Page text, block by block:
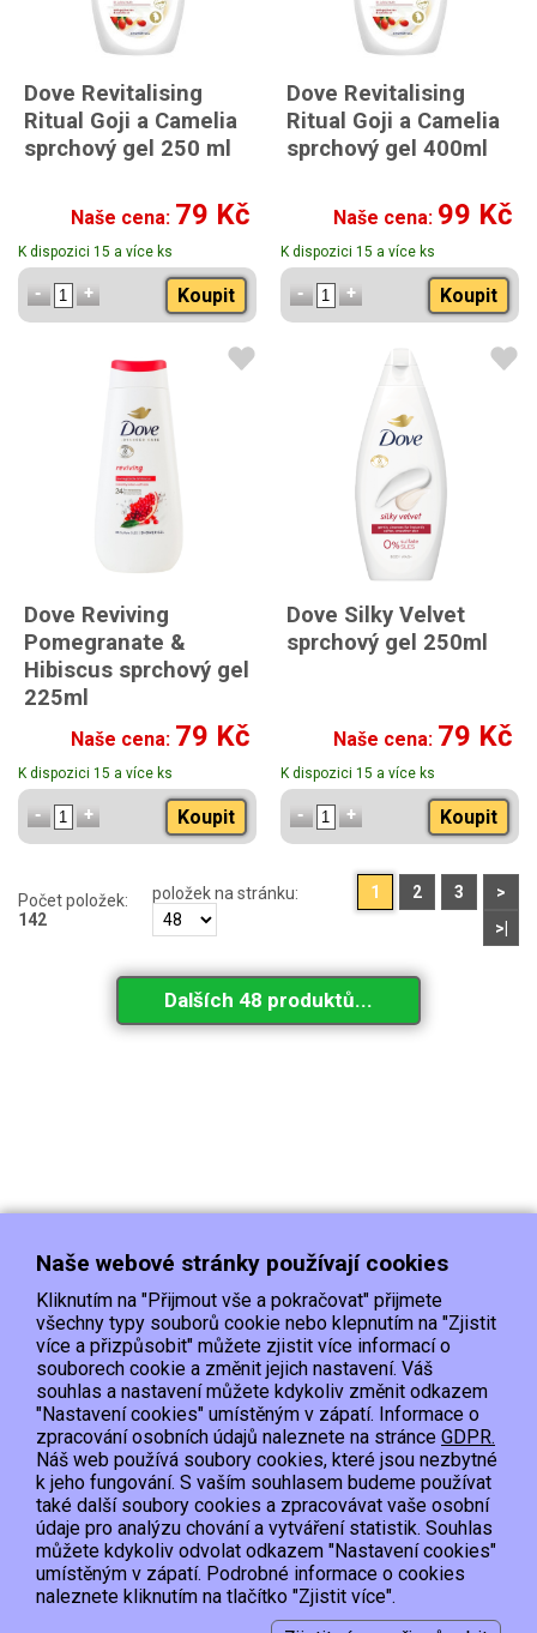
Dove Revitalising
Ritual Goji a Camelia
sprchový gel 250 ml
Naše cena: 79 Kč
K dispozici 15 a více ks
Koupit
Dove Revitalising
Ritual Goji a Camelia
sprchový gel 400ml
Naše cena: 99 Kč
K dispozici 15 a více ks
Koupit
Dove Reviving
Pomegranate &
Hibiscus sprchový gel
225ml
s vůní granátového jablka a
ibiškuNaše cena: 79 Kč
K dispozici 15 a více ks
Koupit
Dove Silky Velvet
sprchový gel 250ml
Naše cena: 79 Kč
K dispozici 15 a více ks
Koupit
Počet položek:
142
položek na stránku: 1 2 3
>
>|
Dalších 48 produktů...
Doprava Platba
Kontakt/Reklamace
Obchodní podmínky
Ochrana os.údajů
EET :Podle zákona o evidenci tržeb je prodávající povinen vystavit kupujícímu
Zároveň je povinen zaevidovat přijatou tržbu u správce daně online; v případě
technického výpadku pak nejpozději do 48 hodin.
Copyright © 2015, Hypervyprodej.cz, všechna práva vyhrazena
Naše webové stránky používají cookies
Kliknutím na "Přijmout vše a pokračovat" přijmete
všechny typy souborů cookie nebo klepnutím na "Zjistit
více a přizpůsobit" můžete zjistit více informací o
souborech cookie a změnit jejich nastavení. Váš
souhlas a nastavení můžete kdykoliv změnit odkazem
"Nastavení cookies" umístěným v zápatí. Informace o
zpracování osobních údajů naleznete na stránce GDPR.
Náš web používá soubory cookies, které jsou nezbytné
k jeho fungování. S vaším souhlasem budeme používat
také další soubory cookies a zpracovávat vaše osobní
údaje pro analýzu chování a vytváření statistik. Souhlas
můžete kdykoliv odvolat odkazem "Nastavení cookies"
umístěným v zápatí. Podrobné informace o cookies
naleznete kliknutím na tlačítko "Zjistit více".